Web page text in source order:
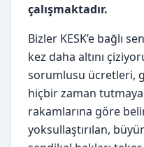
çalışmaktadır.
Bizler KESK’e bağlı
kez daha altını
sorumlusu ücretleri,
hiçbir zaman
rakamlarına göre
yoksullaştırılan,